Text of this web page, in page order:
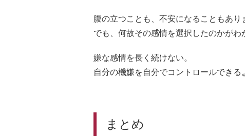
腹の立つことも、不安になることもあり
でも、何故その感情を選択したのかがわ
嫌な感情を長く続けない。
自分の機嫌を自分でコントロールできる
まとめ